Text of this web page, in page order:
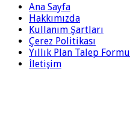
Ana Sayfa
Hakkımızda
Kullanım Şartları
Çerez Politikası
Yıllık Plan Talep Formu
İletişim